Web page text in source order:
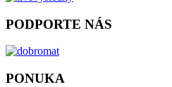
PODPORTE NÁS
PONUKA